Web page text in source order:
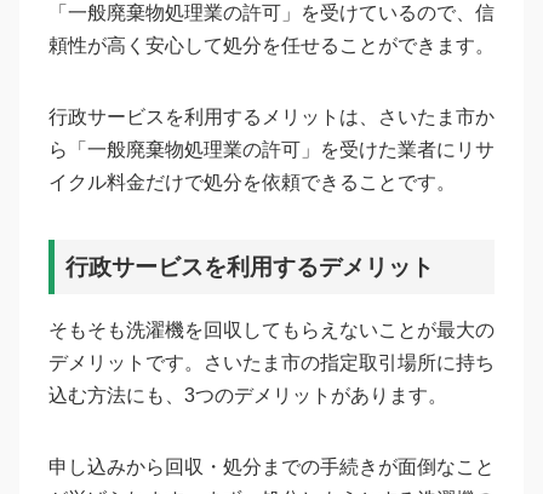
「一般廃棄物処理業の許可」を受けているので、信
頼性が高く安心して処分を任せることができます。
行政サービスを利用するメリットは、さいたま市か
ら「一般廃棄物処理業の許可」を受けた業者にリサ
イクル料金だけで処分を依頼できることです。
行政サービスを利用するデメリット
そもそも洗濯機を回収してもらえないことが最大の
デメリットです。さいたま市の指定取引場所に持ち
込む方法にも、3つのデメリットがあります。
申し込みから回収・処分までの手続きが面倒なこと